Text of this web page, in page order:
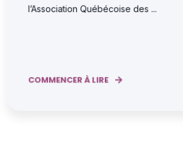
l’Association Québécoise des ...
COMMENCER À LIRE